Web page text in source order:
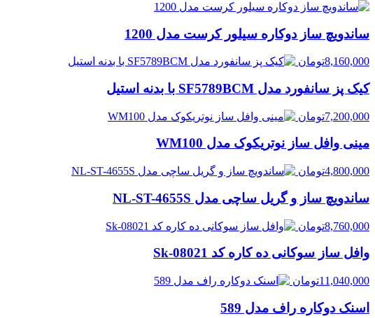
ساندویچ ساز دوکاره سیلور کرست مدل 1200
8,160,000تومان
کیک پز سانفورد مدل SF5789BCM با بدنه استیل
7,200,000تومان
مینی وافل ساز نوتریکوک مدل WM100
4,800,000تومان
ساندویچ ساز و گریل ساچی مدل NL-ST-4655S
8,760,000تومان
وافل ساز سوکانی ده کاره کد Sk-08021
11,040,000تومان
اسنک دوکاره راف مدل 589